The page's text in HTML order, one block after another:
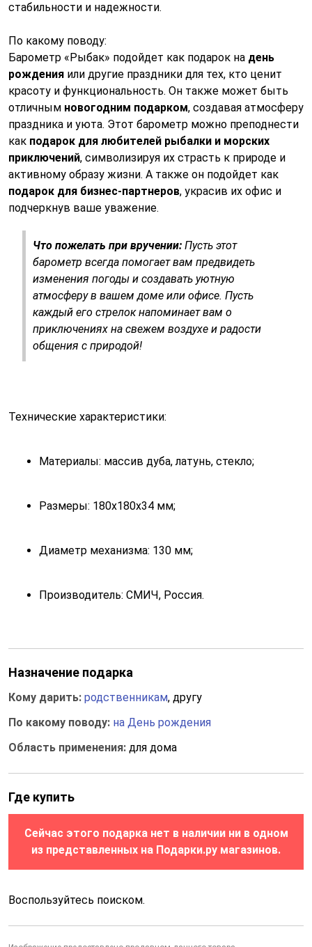
стабильности и надежности.
По какому поводу:
Барометр «Рыбак» подойдет как подарок на день
рождения или другие праздники для тех, кто ценит
красоту и функциональность. Он также может быть
отличным новогодним подарком, создавая атмосферу
праздника и уюта. Этот барометр можно преподнести
как подарок для любителей рыбалки и морских
приключений, символизируя их страсть к природе и
активному образу жизни. А также он подойдет как
подарок для бизнес-партнеров, украсив их офис и
подчеркнув ваше уважение.
Что пожелать при вручении: Пусть этот
барометр всегда помогает вам предвидеть
изменения погоды и создавать уютную
атмосферу в вашем доме или офисе. Пусть
каждый его стрелок напоминает вам о
приключениях на свежем воздухе и радости
общения с природой!
Технические характеристики:
Материалы: массив дуба, латунь, стекло;
Размеры: 180х180x34 мм;
Диаметр механизма: 130 мм;
Производитель: СМИЧ, Россия.
Назначение подарка
Кому дарить: родственникам, другу
По какому поводу: на День рождения
Область применения: для дома
Где купить
Сейчас этого подарка нет в наличии ни в одном
из представленных на Подарки.ру магазинов.
Воспользуйтесь поиском.